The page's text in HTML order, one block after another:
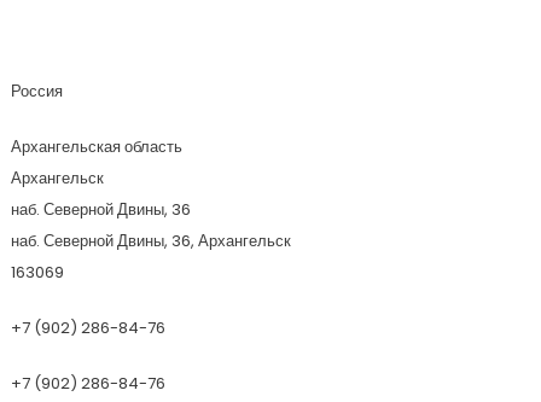
Россия
Архангельская область
Архангельск
наб. Северной Двины, 36
наб. Северной Двины, 36, Архангельск
163069
+7 (902) 286-84-76
+7 (902) 286-84-76